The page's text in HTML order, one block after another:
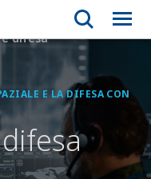
difesa
E LA DIFESA CON